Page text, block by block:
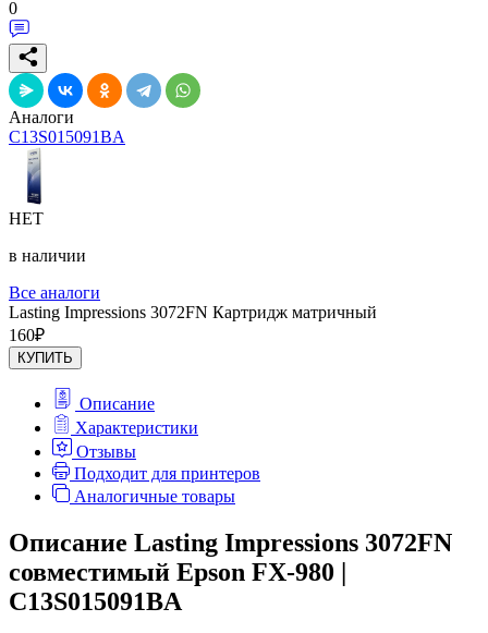
0
Аналоги
C13S015091BA
НЕТ
в наличии
Все аналоги
Lasting Impressions 3072FN Картридж матричный
160₽
КУПИТЬ
Описание
Характеристики
Отзывы
Подходит для принтеров
Аналогичные товары
Описание Lasting Impressions 3072FN
совместимый Epson FX-980 |
C13S015091BA